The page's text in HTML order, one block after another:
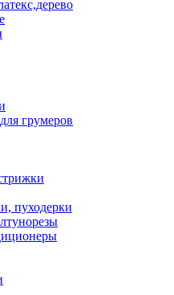
грумеров
пуходерки